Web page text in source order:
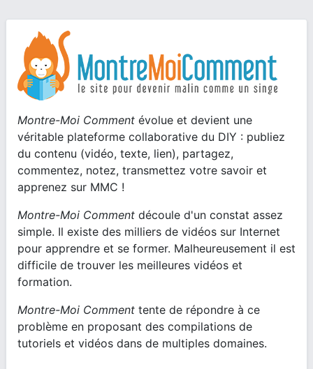
Montre-Moi Comment évolue et devient une
véritable plateforme collaborative du DIY : publiez
du contenu (vidéo, texte, lien), partagez,
commentez, notez, transmettez votre savoir et
apprenez sur MMC !
Montre-Moi Comment découle d'un constat assez
simple. Il existe des milliers de vidéos sur Internet
pour apprendre et se former. Malheureusement il est
difficile de trouver les meilleures vidéos et
formation.
Montre-Moi Comment tente de répondre à ce
problème en proposant des compilations de
tutoriels et vidéos dans de multiples domaines.